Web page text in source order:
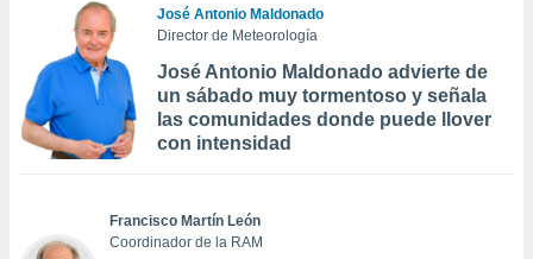
José Antonio Maldonado
Director de Meteorología
José Antonio Maldonado advierte de
un sábado muy tormentoso y señala
las comunidades donde puede llover
con intensidad
Francisco Martín León
Coordinador de la RAM